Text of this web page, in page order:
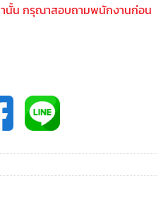
านั้น กรุณาสอบถามพนักงานก่อน